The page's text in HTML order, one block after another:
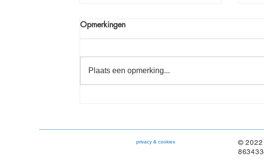
Opmerkingen
Plaats een opmerking...
privacy & cookies
© 2022